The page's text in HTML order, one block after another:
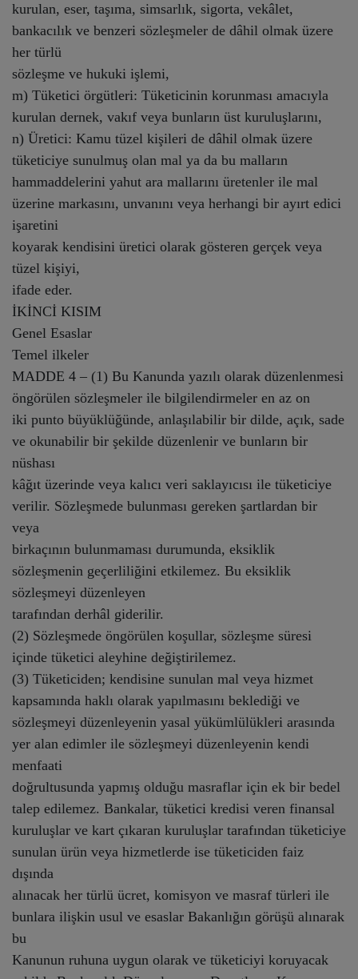
kurulan, eser, taşıma, simsarlık, sigorta, vekâlet,
bankacılık ve benzeri sözleşmeler de dâhil olmak üzere
her türlü
sözleşme ve hukuki işlemi,
m) Tüketici örgütleri: Tüketicinin korunması amacıyla
kurulan dernek, vakıf veya bunların üst kuruluşlarını,
n) Üretici: Kamu tüzel kişileri de dâhil olmak üzere
tüketiciye sunulmuş olan mal ya da bu malların
hammaddelerini yahut ara mallarını üretenler ile mal
üzerine markasını, unvanını veya herhangi bir ayırt edici
işaretini
koyarak kendisini üretici olarak gösteren gerçek veya
tüzel kişiyi,
ifade eder.
İKİNCİ KISIM
Genel Esaslar
Temel ilkeler
MADDE 4 – (1) Bu Kanunda yazılı olarak düzenlenmesi
öngörülen sözleşmeler ile bilgilendirmeler en az on
iki punto büyüklüğünde, anlaşılabilir bir dilde, açık, sade
ve okunabilir bir şekilde düzenlenir ve bunların bir
nüshası
kâğıt üzerinde veya kalıcı veri saklayıcısı ile tüketiciye
verilir. Sözleşmede bulunması gereken şartlardan bir
veya
birkaçının bulunmaması durumunda, eksiklik
sözleşmenin geçerliliğini etkilemez. Bu eksiklik
sözleşmeyi düzenleyen
tarafından derhâl giderilir.
(2) Sözleşmede öngörülen koşullar, sözleşme süresi
içinde tüketici aleyhine değiştirilemez.
(3) Tüketiciden; kendisine sunulan mal veya hizmet
kapsamında haklı olarak yapılmasını beklediği ve
sözleşmeyi düzenleyenin yasal yükümlülükleri arasında
yer alan edimler ile sözleşmeyi düzenleyenin kendi
menfaati
doğrultusunda yapmış olduğu masraflar için ek bir bedel
talep edilemez. Bankalar, tüketici kredisi veren finansal
kuruluşlar ve kart çıkaran kuruluşlar tarafından tüketiciye
sunulan ürün veya hizmetlerde ise tüketiciden faiz
dışında
alınacak her türlü ücret, komisyon ve masraf türleri ile
bunlara ilişkin usul ve esaslar Bakanlığın görüşü alınarak
bu
Kanunun ruhuna uygun olarak ve tüketiciyi koruyacak